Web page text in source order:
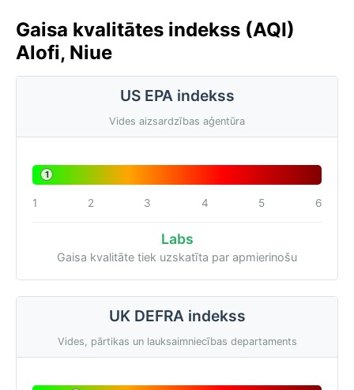
Gaisa kvalitātes indekss (AQI)
Alofi, Niue
US EPA indekss
Vides aizsardzības aģentūra
1
1 2 3 4 5 6
Labs
Gaisa kvalitāte tiek uzskatīta par apmierinošu
UK DEFRA indekss
Vides, pārtikas un lauksaimniecības departaments